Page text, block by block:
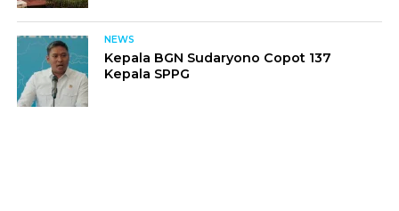
NEWS
Kepala BGN Sudaryono Copot 137
Kepala SPPG